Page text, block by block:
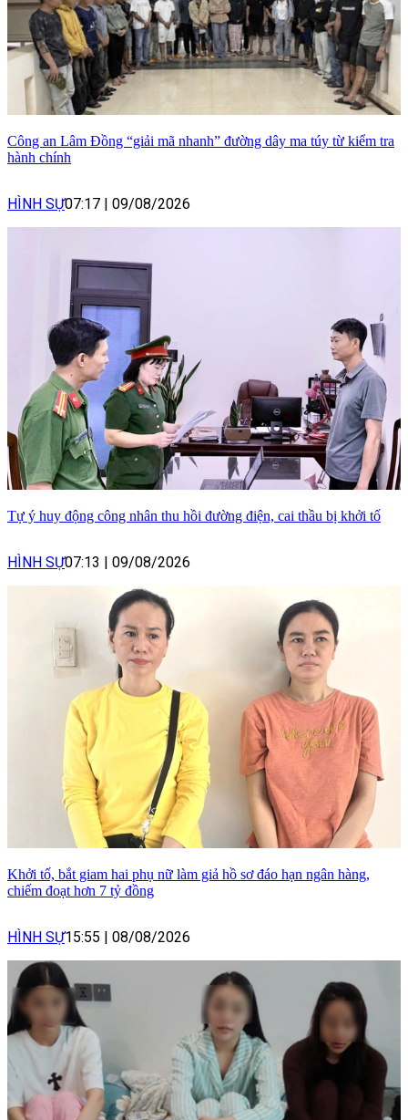
Công an Lâm Đồng “giải mã nhanh” đường dây ma túy từ kiểm tra
hành chính
HÌNH SỰ07:17 09/08/2026
Tự ý huy động công nhân thu hồi đường điện, cai thầu bị khởi tố
HÌNH SỰ07:13 09/08/2026
Khởi tố, bắt giam hai phụ nữ làm giả hồ sơ đáo hạn ngân hàng,
chiếm đoạt hơn 7 tỷ đồng
HÌNH SỰ15:55 08/08/2026